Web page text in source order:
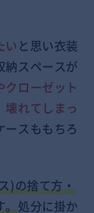
いと思い衣装
納スペースが
クローゼット
壊れてしまっ
ースももちろ
)の捨て方・
。処分に掛か